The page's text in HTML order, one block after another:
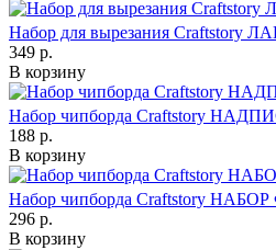
Набор для вырезания
349 р.
В корзину
Набор чипборда Craftstory
188 р.
В корзину
Набор чипборда Craftstory
296 р.
В корзину